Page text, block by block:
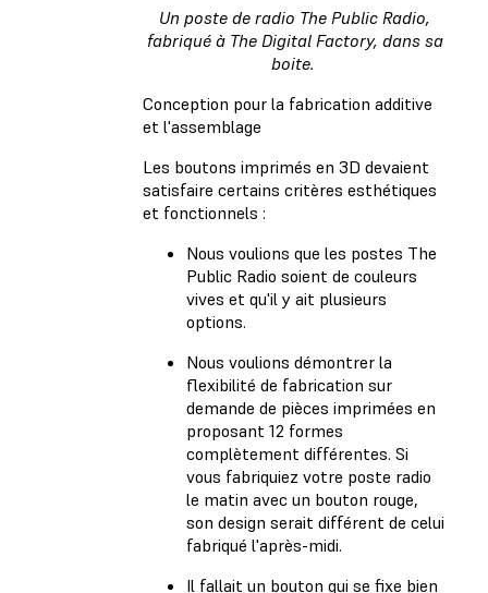
Un poste de radio The Public Radio,
fabriqué à The Digital Factory, dans sa
boite.
Conception pour la fabrication additive
et l'assemblage
Les boutons imprimés en 3D devaient
satisfaire certains critères esthétiques
et fonctionnels :
Nous voulions que les postes The
Public Radio soient de couleurs
vives et qu'il y ait plusieurs
options.
Nous voulions démontrer la
flexibilité de fabrication sur
demande de pièces imprimées en
proposant 12 formes
complètement différentes. Si
vous fabriquiez votre poste radio
le matin avec un bouton rouge,
son design serait différent de celui
fabriqué l'après-midi.
Il fallait un bouton qui se fixe bien